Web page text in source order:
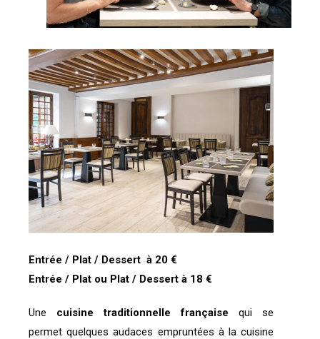
Entrée / Plat / Dessert à 20 €
Entrée / Plat ou Plat / Dessert à 18 €
Une cuisine traditionnelle française qui se
permet quelques audaces empruntées à la cuisine